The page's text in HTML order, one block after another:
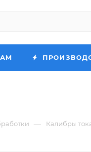
— Калибры